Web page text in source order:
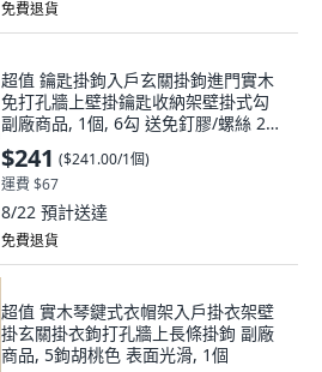
免費退貨
超值 鑰匙掛鉤入戶玄關掛鉤進門實木
免打孔牆上壁掛鑰匙收納架壁掛式勾
副廠商品, 1個, 6勾 送免釘膠/螺絲 2種
安裝方式
$241 ($241.00/1個)
運費 $67
8/22 預計送達
免費退貨
超值 實木琴鍵式衣帽架入戶掛衣架壁
掛玄關掛衣鉤打孔牆上長條掛鉤 副廠
商品, 5鉤胡桃色 表面光滑, 1個